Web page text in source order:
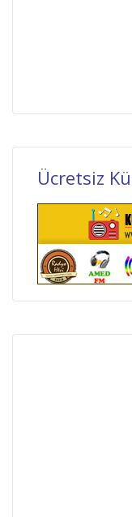
Ücretsiz